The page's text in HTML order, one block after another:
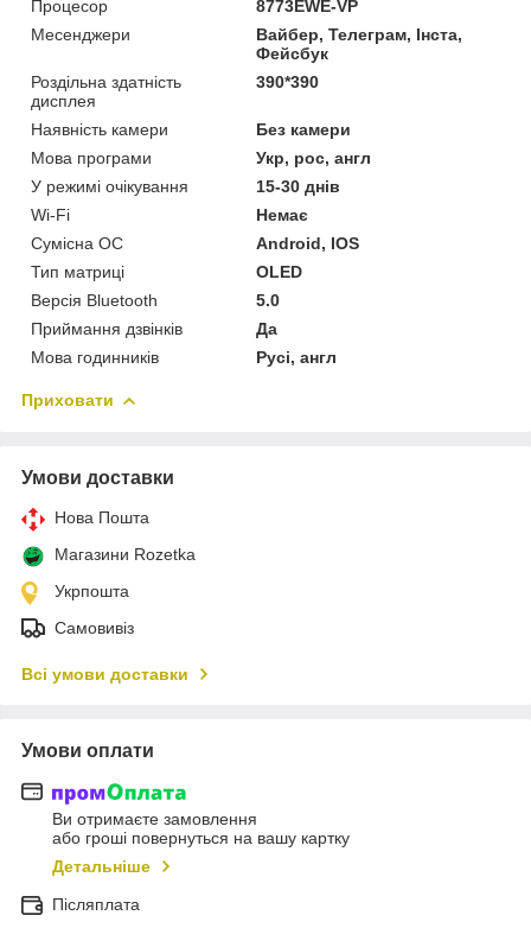
Процесор
8773EWE-VP
Месенджери
Вайбер, Телеграм, Інста,
Фейсбук
Роздільна здатність
дисплея
390*390
Наявність камери
Без камери
Мова програми
Укр, рос, англ
У режимі очікування
15-30 днів
Wi-Fi
Немає
Сумісна ОС
Android, IOS
Тип матриці
OLED
Версія Bluetooth
5.0
Приймання дзвінків
Да
Мова годинників
Русі, англ
Приховати
Умови доставки
Нова Пошта
Магазини Rozetka
Укрпошта
Самовивіз
Всі умови доставки
Умови оплати
Ви отримаєте замовлення
або гроші повернуться на вашу картку
Детальніше
Післяплата